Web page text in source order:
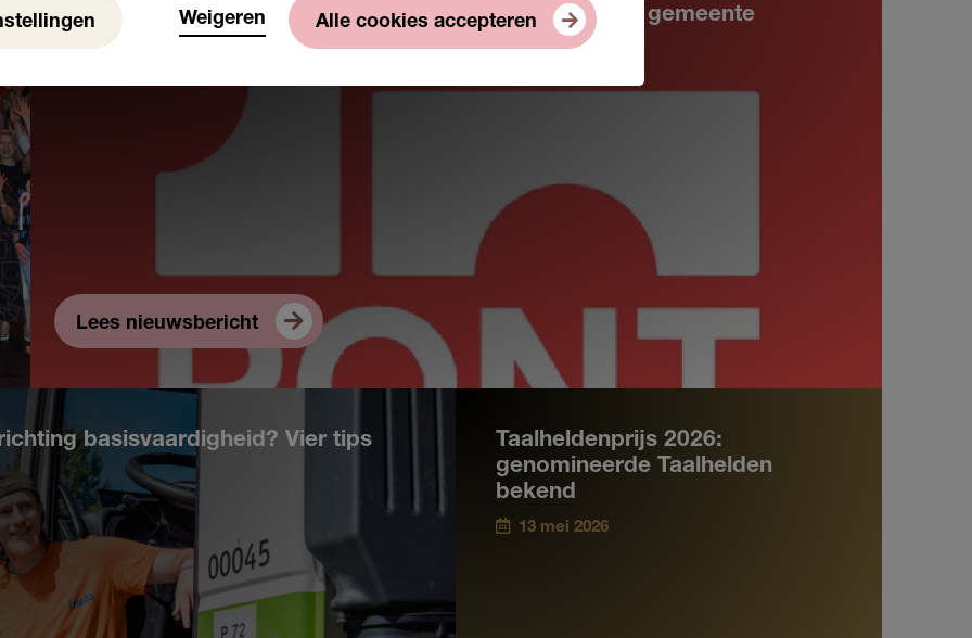
Stichting Lezen en Schrijven start samenwerking met gemeente
Arnhem
Lees nieuwsbericht
basisvaardigheid? Vier tips
Taalheldenprijs 2026:
genomineerde Taalhelden
bekend
13 mei 2026
Weigeren Alle cookies accepteren